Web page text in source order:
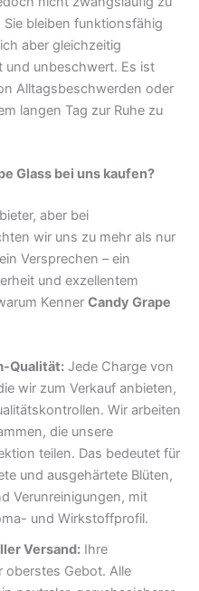
Sie bleiben funktionsfähig
aber gleichzeitig
unbeschwert. Es ist
Alltagsbeschwerden oder
langen Tag zur Ruhe zu
Glass bei uns kaufen?
aber bei
wir uns zu mehr als nur
Versprechen – ein
und exzellentem
Kenner Candy Grape
Qualität:Jede Charge von
wir zum Verkauf anbieten,
Wir arbeiten
die unsere
teilen. Das bedeutet für
und ausgehärtete Blüten,
Verunreinigungen, mit
und Wirkstoffprofil.
Versand:Ihre
oberstes Gebot. Alle